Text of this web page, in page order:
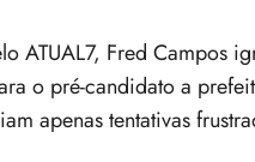
ATUAL7, Fred Campos
o pré-candidato a
apenas tentativas